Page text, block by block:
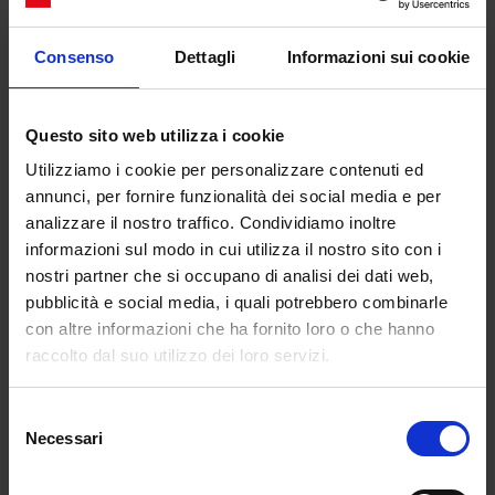
Consenso Dettagli Informazioni sui cookie
Questo sito web utilizza i cookie
Utilizziamo i cookie per personalizzare contenuti ed
annunci, per fornire funzionalità dei social media e per
analizzare il nostro traffico. Condividiamo inoltre
informazioni sul modo in cui utilizza il nostro sito con i
nostri partner che si occupano di analisi dei dati web,
pubblicità e social media, i quali potrebbero combinarle
con altre informazioni che ha fornito loro o che hanno
raccolto dal suo utilizzo dei loro servizi.
delNecessari
sulla coesione sociale e sull’economia locale. Le
e turisti internazionali, e hanno contribuito a
creando uno spazio condiviso dove le persone
eventi culturali.